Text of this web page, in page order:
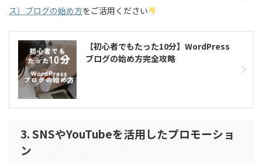
ス）ブログの始め方をご活用ください
【初心者でもたった10分】WordPress
ブログの始め方完全攻略
3. SNSやYouTubeを活用したプロモーショ
ン